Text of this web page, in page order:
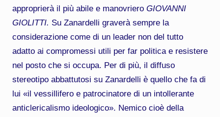
approprierà il più abile e manovriero GIOVANNI
GIOLITTI. Su Zanardelli graverà sempre la
considerazione come di un leader non del tutto
adatto ai compromessi utili per far politica e resistere
nel posto che si occupa. Per di più, il diffuso
stereotipo abbattutosi su Zanardelli è quello che fa di
lui «il vessillifero e patrocinatore di un intollerante
anticlericalismo ideologico». Nemico cioè della